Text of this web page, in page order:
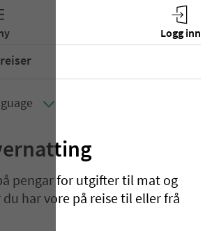
pengar for utgifter til mat og
har vore på reise til eller frå